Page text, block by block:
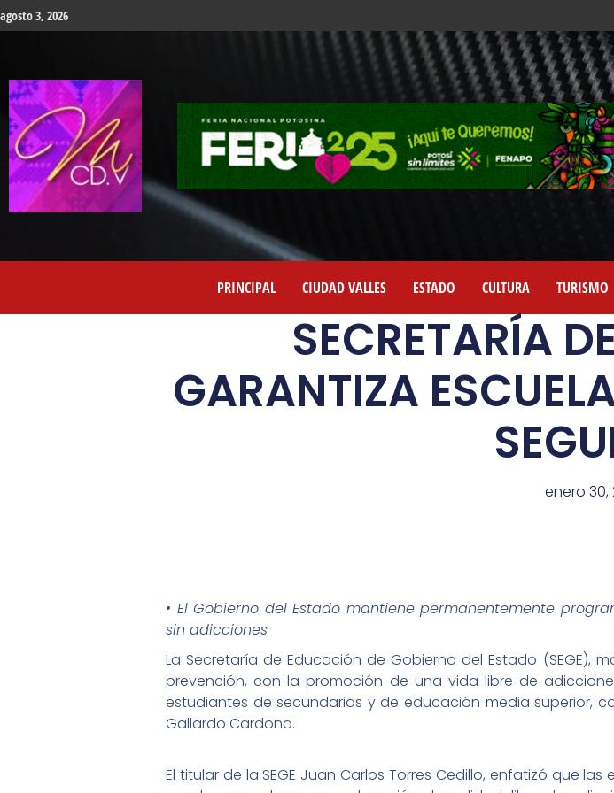
agosto 3, 2026
PRINCIPAL CIUDAD VALLES ESTADO CULTURA TURISMO
SECRETARÍA
GARANTIZA
enero 30,
• El Gobierno del Estado mantiene permanentemente
sin adicciones
La Secretaría de Educación de Gobierno del Estado
prevención, con la promoción de una vida libre de
estudiantes de secundarias y de educación media superior,
Gallardo Cardona.
El titular de la SEGE Juan Carlos Torres Cedillo, enfatizó que